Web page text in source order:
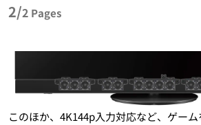
2/2 Pages
このほか、4K144p入力対応など、ゲー